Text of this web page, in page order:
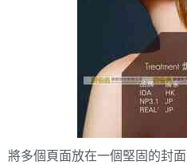
將多個頁面放在一個堅固的封